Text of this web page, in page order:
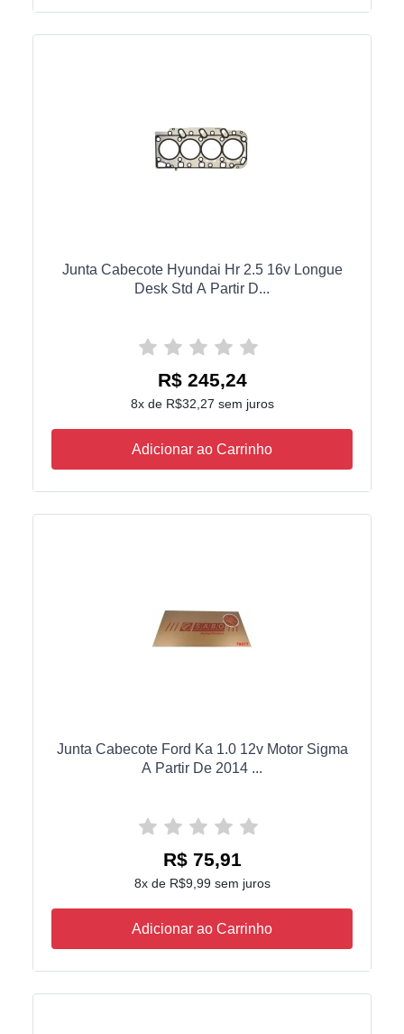
Junta Cabecote Hyundai Hr 2.5 16v Longue
Desk Std A Partir D...
R$ 245,24
8x de R$32,27 sem juros
Adicionar ao Carrinho
Junta Cabecote Ford Ka 1.0 12v Motor Sigma
A Partir De 2014 ...
R$ 75,91
8x de R$9,99 sem juros
Adicionar ao Carrinho